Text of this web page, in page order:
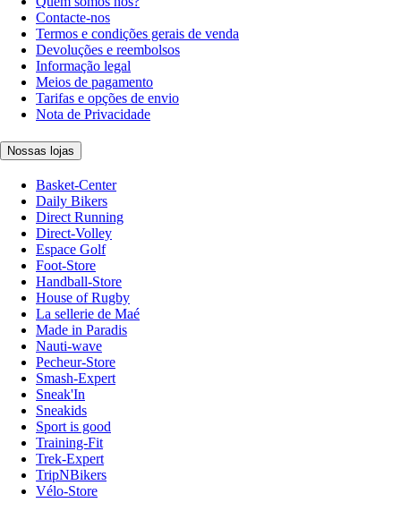
Contacte-nos
Termos e condições gerais de venda
Devoluções e reembolsos
Informação legal
Meios de pagamento
Tarifas e opções de envio
Nota de Privacidade
Nossas lojas
Basket-Center
Daily Bikers
Direct Running
Direct-Volley
Espace Golf
Foot-Store
Handball-Store
House of Rugby
La sellerie de Maé
Made in Paradis
Nauti-wave
Pecheur-Store
Smash-Expert
Sneak'In
Sneakids
Sport is good
Training-Fit
Trek-Expert
TripNBikers
Vélo-Store